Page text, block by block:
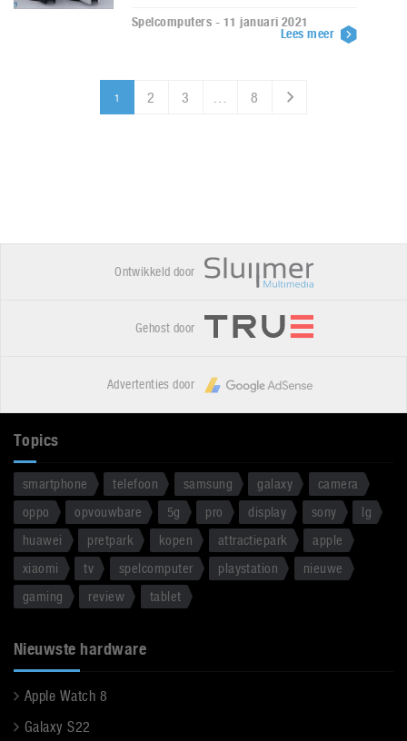
Spelcomputers - 11 januari 2021
Lees meer
1 2 3 … 8
Ontwikkeld door
Gehost door
Advertenties door
Topics
smartphone telefoon samsung galaxy
camera
oppo
opvouwbare 5g pro display sony
lg
huawei
pretpark kopen attractiepark
apple
xiaomi
tv spelcomputer playstation
nieuwe
gaming
review tablet
Nieuwste hardware
Apple Watch 8
Galaxy S22